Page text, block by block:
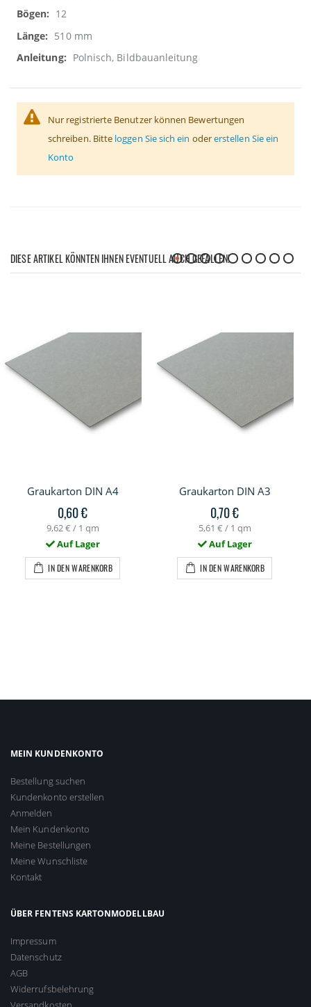
12
510 mm
Polnisch, Bildbauanleitung
Nur registrierte Benutzer können Bewertungen
schreiben. Bitte loggen Sie sich ein odererstellen Sie ein
Konto
DIESE ARTIKEL KÖNNTEN IHNEN EVENTUELL AUCH GEFALLEN!
Graukarton DIN A4
0,60 €
9,62 € / 1 qm
Auf Lager
IN DEN WARENKORB
Graukarton DIN A3
0,70 €
5,61 € / 1 qm
Auf Lager
IN DEN WARENKORB
MEIN KUNDENKONTO
Bestellung suchen
Kundenkonto erstellen
Anmelden
Mein Kundenkonto
Meine Bestellungen
Meine Wunschliste
Kontakt
ÜBER FENTENS KARTONMODELLBAU
Impressum
Datenschutz
AGB
Widerrufsbelehrung